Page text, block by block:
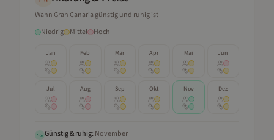
WannGran Canaria günstig und ruhig ist
Niedrig
Mittel Hoch
Jan Feb Mär Apr Mai Jun
Jul Aug Sep Okt Nov Dez
Günstig & ruhig:November